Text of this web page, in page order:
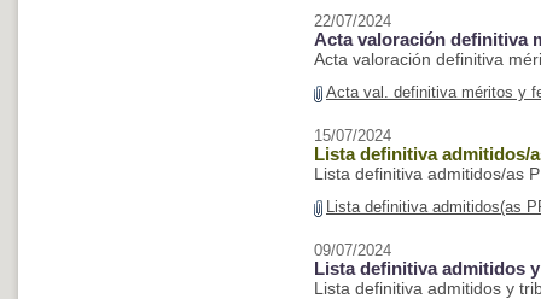
22/07/2024
Acta valoración definitiva
Acta valoración definitiva
Acta val. definitiva méritos y
15/07/2024
Lista definitiva admitidos/
Lista definitiva admitidos/as
Lista definitiva admitidos(as
09/07/2024
Lista definitiva admitidos
Lista definitiva admitidos y